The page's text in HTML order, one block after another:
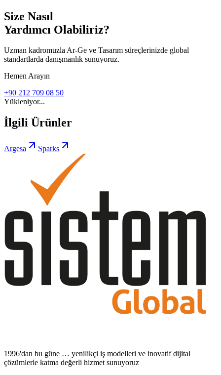
Size Nasıl
Yardımcı Olabiliriz?
Uzman kadromuzla Ar-Ge ve Tasarım süreçlerinizde global
standartlarda danışmanlık sunuyoruz.
Hemen Arayın
+90 212 709 08 50
Yükleniyor...
İlgili Ürünler
Argesa Sparks
1996'dan bu güne … yenilikçi iş modelleri ve inovatif dijital
çözümlerle katma değerli hizmet sunuyoruz